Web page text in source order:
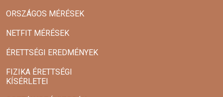
ORSZÁGOS MÉRÉSEK
NETFIT MÉRÉSEK
ÉRETTSÉGI EREDMÉNYEK
FIZIKA ÉRETTSÉGI
KÍSÉRLETEI